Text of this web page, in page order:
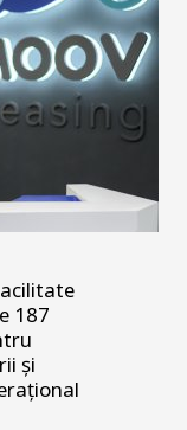
187
și